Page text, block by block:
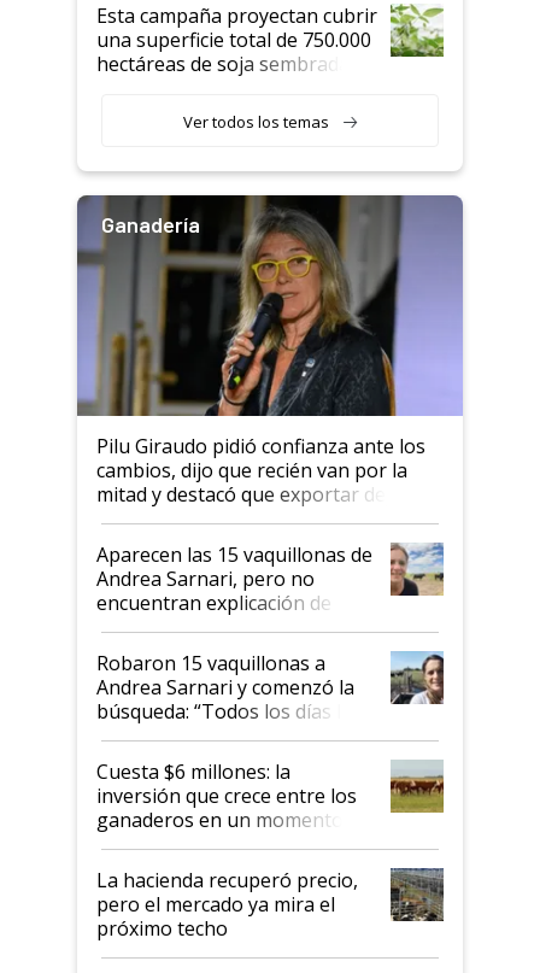
Esta campaña proyectan cubrir
una superficie total de 750.000
hectáreas de soja sembradas
variedades que marcan un
salto tecnológico en genética y
Ver todos los temas
Ganadería
Pilu Giraudo pidió confianza ante los
cambios, dijo que recién van por la
mitad y destacó que exportar dejó de
ser "para unos pocos": "Tenemos un
mandato muy claro del gobierno
nacional"
Aparecen las 15 vaquillonas de
Andrea Sarnari, pero no
encuentran explicación de
cómo llegaron allí
Robaron 15 vaquillonas a
Andrea Sarnari y comenzó la
búsqueda: “Todos los días le
toca a algún productor”
Cuesta $6 millones: la
inversión que crece entre los
ganaderos en un momento
histórico para la actividad
La hacienda recuperó precio,
pero el mercado ya mira el
próximo techo